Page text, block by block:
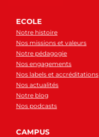
ECOLE
Notre histoire
Nos missions et valeurs
Notre pédagogie
Nos engagements
Nos labels et accréditations
Nos actualités
Notre blog
Nos podcasts
CAMPUS